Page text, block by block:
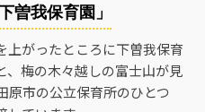
曽我保育園」
上がったところに下曽我保育
、梅の木々越しの富士山が見
原市の公立保育所のひとつ